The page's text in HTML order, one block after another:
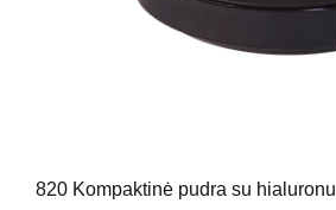
820 Kompaktinė pudra su hialuronu